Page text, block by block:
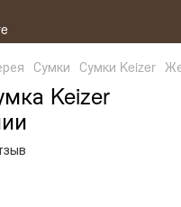
Сумки Сумки Keizer
Keizer